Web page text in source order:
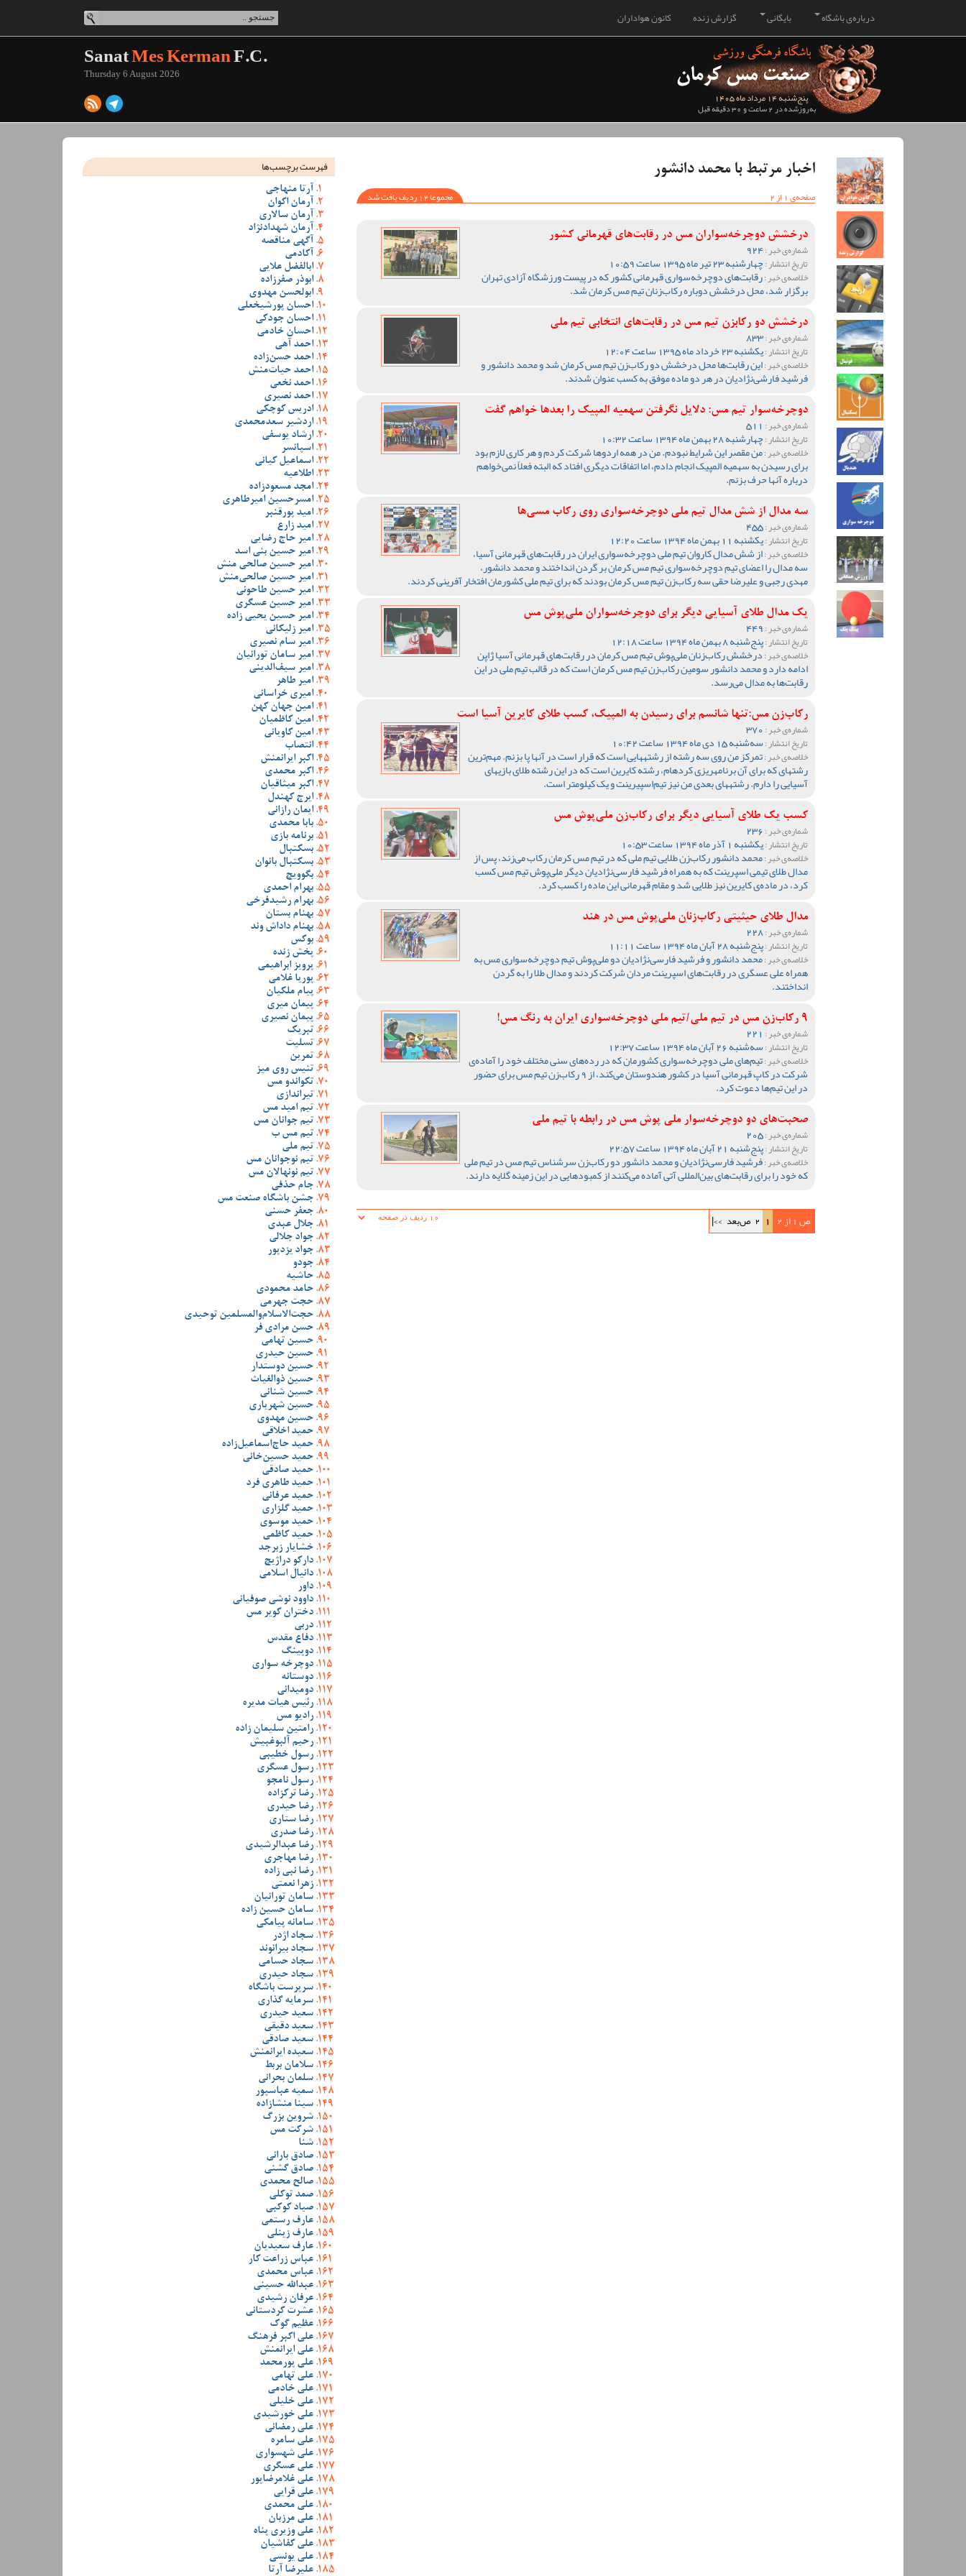
کانون هواداران گزارش زنده بایگانی درباره‌ی باشگاه
پنج‌شنبه 14 مرداد ماه 1405
به‌روزشده در 2 ساعت و 30 دقیقه قبل
SanatMes KermanF.C.
Thursday 6 August 2026
اخبار مرتبط با محمد دانشور
صفحه‌ی 1 از 2
مجموعا 12 ردیف یافت شد
درخشش دوچرخه‌سواران مس در رقابت‌های قهرمانی کشور
شماره‌ی خبر :924
تاریخ انتشار :چهارشنبه 23 تیر ماه 1395 ساعت 10:59
خلاصه‌ی خبر :رقابت‌های دوچرخه‌سواری قهرمانی کشور که در پیست ورزشگاه آزادی تهران
برگزار شد، محل درخشش دوباره رکاب‌زنان تیم مس کرمان شد.
درخشش دو رکابزن تیم مس در رقابت‌های انتخابی تیم ملی
شماره‌ی خبر :833
تاریخ انتشار :یکشنبه 23 خرداد ماه 1395 ساعت 12:04
خلاصه‌ی خبر :این رقابت‌ها محل درخشش دو رکاب‌زن تیم مس کرمان شد و محمد دانشور و
فرشید فارشی‌نژادیان در هر دو ماده موفق به کسب عنوان شدند.
دوچرخه‌سوار تیم مس: دلایل نگرفتن سهمیه المپیک را بعدها خواهم گفت
شماره‌ی خبر :
تاریخ انتشار :چهارشنبه 28 بهمن ماه 1394 ساعت 10:32
خلاصه‌ی خبر :من مقصر این شرایط نبودم. من در همه اردوها شرکت کردم و هر کاری لازم بود
برای رسیدن به سهمیه المپیک انجام دادم، اما اتفاقات دیگری افتاد که البته فعلاً نمی‌خواهم
درباره آنها حرف بزنم.
سه مدال از شش مدال تیم ملی دوچرخه‌سواری روی رکاب مسی‌ها
شماره‌ی خبر :455
تاریخ انتشار :یکشنبه 11 بهمن ماه 1394 ساعت 12:20
خلاصه‌ی خبر :از شش مدال کاروان تیم ملی دوچرخه‌سواری ایران در رقابت‌های قهرمانی آسیا،
سه مدال را اعضای تیم دوچرخه‌سواری تیم مس کرمان بر گردن انداختند و محمد دانشور،
مهدی رجبی و علیرضا حقی سه رکاب‌زن تیم مس کرمان بودند که برای تیم ملی کشورمان افتخار آفرینی کردند.
یک مدال طلای آسیایی دیگر برای دوچرخه‌سواران ملی‌پوش مس
شماره‌ی خبر :
تاریخ انتشار :پنج‌شنبه 8 بهمن ماه 1394 ساعت 12:18
خلاصه‌ی خبر :درخشش رکاب‌زنان ملی‌پوش تیم مس کرمان در رقابت‌های قهرمانی آسیا ژاپن
ادامه دارد و محمد دانشور سومین رکاب‌زن تیم مس کرمان است که در قالب تیم ملی در این
رقابت‌ها به مدال می‌رسد.
رکاب‌زن مس:تنها شانسم برای رسیدن به المپیک، کسب طلای کایرین آسیا است
شماره‌ی خبر :
تاریخ انتشار :سه‌شنبه 15 دی ماه 1394 ساعت 10:42
خلاصه‌ی خبر : تمرکز من روی سه رشته از رشته‎هایی است که قرار است در آنها پا بزنم. مهم‌ترین
رشته‎ای که برای آن برنامه‎ریزی کرده‎ام، رشته کایرین است که در این رشته طلای بازی‎های
آسیایی را دارم. رشته‎های بعدی من نیز تیم‌اسپیرینت و یک کیلومتر است.
کسب یک طلای آسیایی دیگر برای رکاب‌زن ملی‌پوش مس
شماره‌ی خبر :
تاریخ انتشار :یکشنبه 1 آذر ماه 1394 ساعت 10:53
خلاصه‌ی خبر :محمد دانشور رکاب‌زن طلایی تیم ملی که در تیم مس کرمان رکاب می‌زند، پس از
مدال طلای تیمی اسپرینت که به همراه فرشید فارسی‌نژادیان دیگر ملی‌پوش تیم مس کسب
کرد، در ماده‌ی کایرین نیز طلایی شد و مقام قهرمانی این ماده را کسب کرد.
مدال طلای حیثیتی رکاب‌زنان ملی‌پوش مس در هند
شماره‌ی خبر :228
تاریخ انتشار :پنج‌شنبه 28 آبان ماه 1394 ساعت 11:11
خلاصه‌ی خبر :محمد دانشور و فرشید فارسی‌نژادیان دو ملی‌پوش تیم دوچرخه‌سواری مس به
همراه علی عسگری در رقابت‌های اسپرینت مردان شرکت کردند و مدال طلا را به گردن
انداختند.
9 رکاب‌زن مس در تیم ملی/تیم ملی دوچرخه‌سواری ایران به رنگ مس!
شماره‌ی خبر :
تاریخ انتشار :سه‌شنبه 26 آبان ماه 1394 ساعت 12:37
خلاصه‌ی خبر :تیم‌های ملی دوچرخه‌سواری کشورمان که در رده‌های سنی مختلف خود را آماده‌ی
شرکت در کاپ قهرمانی آسیا در کشور هندوستان می‌کند، از 9 رکاب‌زن تیم مس برای حضور
در این تیم‌ها دعوت کرد.
صحبت‌های دو دوچرخه‌سوار ملی پوش مس در رابطه با تیم ملی
شماره‌ی خبر :205
تاریخ انتشار :پنج‌شنبه 21 آبان ماه 1394 ساعت 22:57
خلاصه‌ی خبر :فرشید فارسی‌نژادیان و محمد دانشور دو رکاب‌زن سرشناس تیم مس در تیم ملی
که خود را برای رقابت‌های بین‌المللی آتی آماده می‌کنند از کمبودهایی در این زمینه گلایه دارند.
ص 1 از 2 1
2 ص‌بعد >>|
فهرست برچسب‌ها
آرتا منهاجی
آرمان اکوان
آرمان سالاری
آرمان شهدادنژاد
آگهی مناقصه
آکادمی
ابالفضل علایی
ابوذر صفرزاده
ابولحسن مهدوی
احسان پورشیخعلی
احسان جودکی
احسان خادمی
احمد آهی
احمد حسن‌زاده
احمد حیات‌منش
احمد نخعی
احمد نصیری
ادریس کوچکی
اردشیر سعدمحمدی
ارشاد یوسفی
اسپانسر
اسماعیل کیانی
اطلاعیه
امجد مسعودزاده
امسرحسین امیرطاهری
امید پورقنبر
امید زارع
امیر حاج رضایی
امیر حسین بنی اسد
امیر حسین صالحی منش
امیر حسین صالحی‌منش
امیر حسین طاحونی
امیر حسین عسگری
امیر حسین یحیی زاده
امیر زلیکانی
امیر سام نصیری
امیر سامان تورانیان
امیر سیف‌الدینی
امیر طاهر
امیری خراسانی
امین جهان کهن
امین کاظمیان
امین کاویانی
انتصاب
اکبر ایرانمنش
اکبر محمدی
اکبر میثاقیان
ایرج کهندل
ایمان رازانی
بابا محمدی
برنامه بازی
بسکتبال
بسکتبال بانوان
بگوویچ
بهرام احمدی
بهرام رشیدفرخی
بهنام بستان
بهنام داداش وند
بوکس
پخش زنده
پرویز ابراهیمی
پوریا غلامی
پیام ملکیان
پیمان میری
پیمان نصیری
تبریک
تسلیت
تمرین
تنیس روی میز
تکواندو مس
تیراندازی
تیم امید مس
تیم جوانان مس
تیم مس ب
تیم ملی
تیم نوجوانان مس
تیم نونهالان مس
جام حذفی
جشن باشگاه صنعت مس
جعفر حسنی
جلال عبدی
جواد جلالی
جواد یزدپور
جودو
حاشیه
حامد محمودی
حجت جهرمی
حجت‌الاسلام‌والمسلمین توحیدی
حسن مرادی فر
حسین تهامی
حسین حیدری
حسین دوستدار
حسین ذوالغیاث
حسین شنانی
حسین شهریاری
حسین مهدوی
حمید اخلاقی
حمید حاج‌اسماعیل‌زاده
حمید حسین‌خانی
حمید صادقی
حمید طاهری فرد
حمید عرفانی
حمید گلزاری
حمید موسوی
حمید کاظمی
خشایار زبرجد
دارکو دراژیچ
دانیال اسلامی
داور
داوود نوشی صوفیانی
دختران کویر مس
دربی
دفاع مقدس
دوپینگ
دوچرخه سواری
دوستانه
دومیدانی
رئیس هیات مدیره
رادیو مس
رامتین سلیمان زاده
رحیم آلبوغبیش
رسول خطیبی
رسول عسگری
رسول نامجو
رضا ترکزاده
رضا حیدری
رضا ستاری
رضا صدری
رضا عبدالرشیدی
رضا مهاجری
رضا نبی زاده
زهرا نعمتی
سامان تورانیان
سامان حسین زاده
سامانه پیامکی
سجاد اژدر
سجاد بیرانوند
سجاد حسامی
سجاد حیدری
سرپرست باشگاه
سرمایه گذاری
سعید حیدری
سعید دقیقی
سعید صادقی
سعیده ایرانمنش
سلامان بربط
سلمان بحرانی
سمیه عباسپور
سینا منشازاده
شروین بزرگ
شرکت مس
شنا
صادق بارانی
صادق گشنی
صالح محمدی
صمد توکلی
صیاد کوکبی
عارف رستمی
عارف زینلی
عارف سعیدیان
عباس زراعت کار
عباس محمدی
عبدالله حسینی
عرفان رشیدی
عشرت کردستانی
عظیم گوک
علی اکبر فرهنگ
علی ایرانمنش
علی پورمحمد
علی تهامی
علی خادمی
علی خلیلی
علی خورشیدی
علی رمضانی
علی سامره
علی شهسواری
علی عسگری
علی غلامرضاپور
علی قرایی
علی محمدی
علی مرزبان
علی وزیری پناه
علی کفاشیان
علی یونسی
علیرضا آرتا